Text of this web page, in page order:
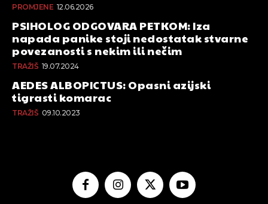
PROMJENE 12.06.2026
PSIHOLOG ODGOVARA PETKOM: Iza
napada panike stoji nedostatak stvarne
povezanosti s nekim ili nečim
TRAŽIŠ 19.07.2024
AEDES ALBOPICTUS: Opasni azijski
tigrasti komarac
TRAŽIŠ 09.10.2023